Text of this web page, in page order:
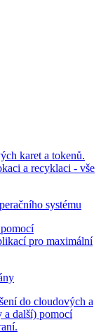
karet a tokenů.
a recyklaci - vše
systému
pro maximální
do cloudových a
další) pomocí